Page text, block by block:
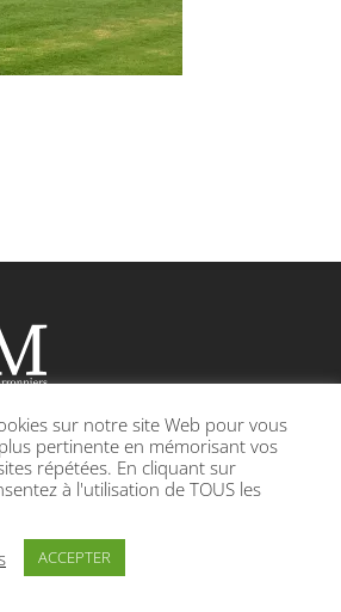
sous contrat d’association avec l’Etat
69420 CONDRIEU
POLITIQUE DE CONFIDENTIALITÉ
sur notre site Web pour vous
pertinente en mémorisant vos
répétées. En cliquant sur
à l'utilisation de TOUS les
ACCEPTER